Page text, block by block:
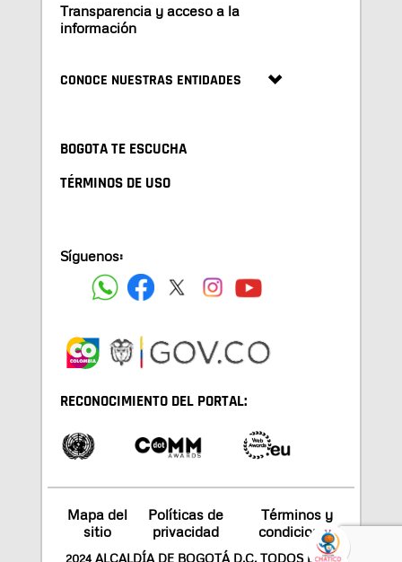
Transparencia y acceso a la
información
CONOCE NUESTRAS ENTIDADES
BOGOTA TE ESCUCHA
TÉRMINOS DE USO
Síguenos:
RECONOCIMIENTO DEL PORTAL:
Mapa del
sitio
Políticas de
privacidad
Términos y
condiciones
2024 ALCALDÍA DE BOGOTÁ D.C. TODOS LOS